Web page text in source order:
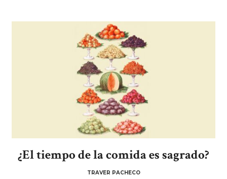
¿El tiempo de la comida es sagrado?
TRAVER PACHECO